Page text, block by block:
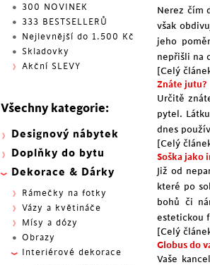
Nerez čím
však
jeho
nepřišli na
[Celý
Znáte jutu?
Určitě
pytel.
dnes
[Celý
Soška jako
Již od
které po
bohů či
estetickou
[Celý
Globus do
Vaše
300 NOVINEK
333 BESTSELLERŮ
Nejlevnější do 1.500 Kč
Skladovky
Akční SLEVY
Všechny kategorie:
Designový nábytek
Doplňky do bytu
Dekorace & Dárky
Rámečky na fotky
Vázy a květináče
Mísy a dózy
Obrazy
Interiérové dekorace